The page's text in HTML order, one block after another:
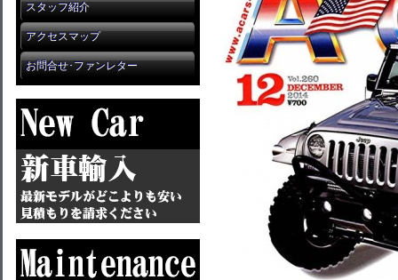
スタッフ紹介
アクセスマップ
お問合せ･ファンレター